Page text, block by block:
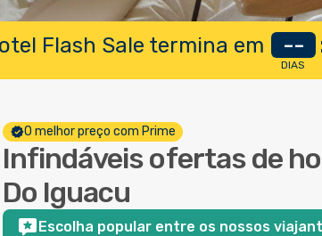
Flash Sale termina em --
DIAS
O melhor preço com Prime
Infindáveis ofertas de
Do Iguacu
Escolha popular entre os nossos